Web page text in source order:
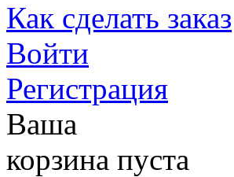
Как сделать заказ
Войти
Регистрация
Ваша
корзина пуста